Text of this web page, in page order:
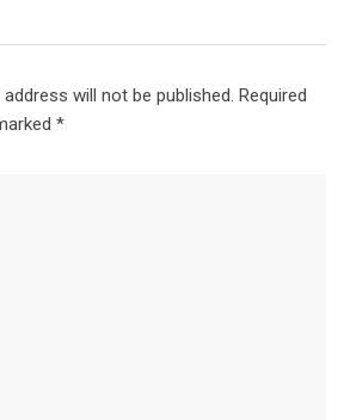
will not be published. Required
*